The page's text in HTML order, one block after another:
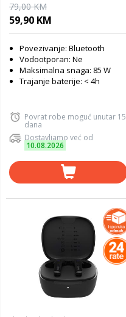
79,00 KM
59,90 KM
Povezivanje: Bluetooth
Vodootporan: Ne
Maksimalna snaga: 85 W
Trajanje baterije: < 4h
Povrat robe moguć unutar 15
dana
Dostavljamo već od
10.08.2026